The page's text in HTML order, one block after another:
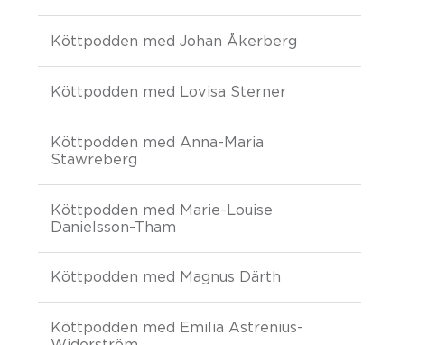
Köttpodden med Johan Åkerberg
Köttpodden med Lovisa Sterner
Köttpodden med Anna-Maria
Stawreberg
Köttpodden med Marie-Louise
Danielsson-Tham
Köttpodden med Magnus Därth
Köttpodden med Emilia Astrenius-